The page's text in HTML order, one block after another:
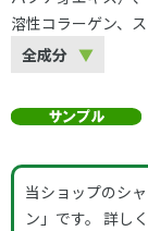
溶性コラーゲン、
全成分
当ショップのシ
ン」です。 詳し